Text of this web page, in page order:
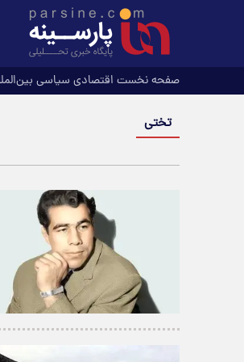
صفحه نخست اقتصادی سیاسی
تختی